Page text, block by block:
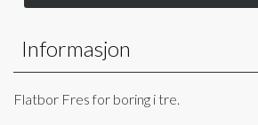
Informasjon
Flatbor Fres for boring i tre.